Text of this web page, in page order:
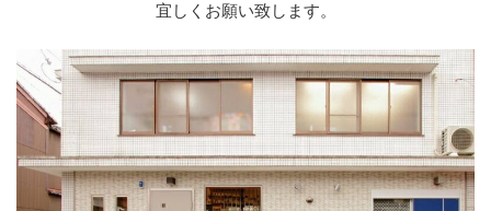
宜しくお願い致します。